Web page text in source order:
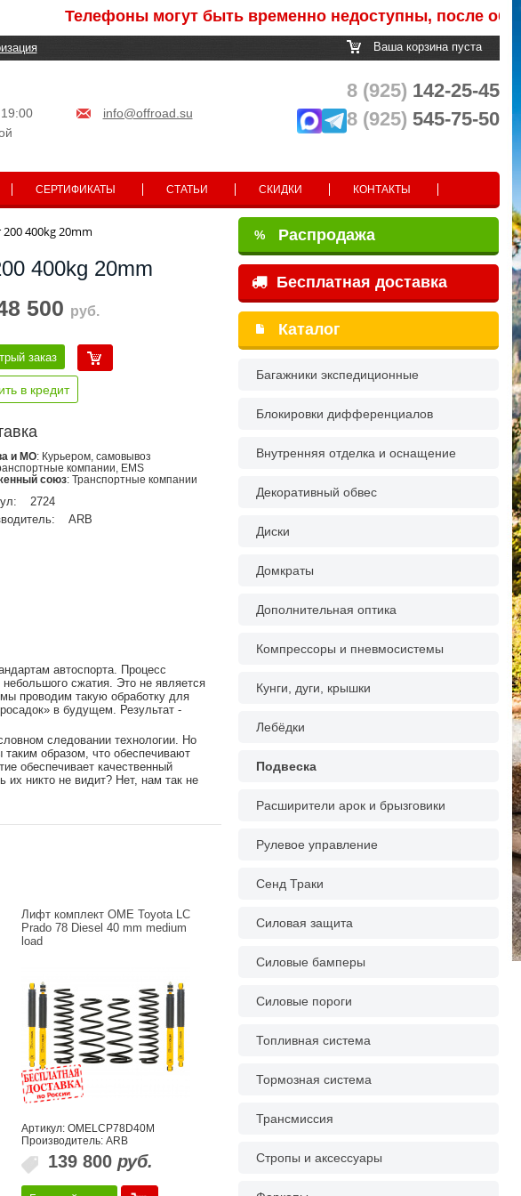
Телефоны могут быть временно недоступны, после
Ваша корзина пуста
info@offroad.su
8 (925) 142-25-45
8 (925) 545-75-50
СЕРТИФИКАТЫ СТАТЬИ СКИДКИ КОНТАКТЫ
400kg 20mm
400kg 20mm
500 руб.
заказ
в кредит
и МО: Курьером, самовывоз
компании, EMS
союз: Транспортные компании
2724
ARB
автоспорта. Процесс
сжатия. Это не является
проводим такую обработку для
в будущем. Результат -
следовании технологии. Но
образом, что обеспечивают
обеспечивает качественный
никто не видит? Нет, нам так не
Лифт комплект OME Toyota LC
Prado 78 Diesel 40 mm medium
load
Артикул: OMELCP78D40M
Производитель: ARB
139 800 руб.
% Распродажа
Бесплатная доставка
Каталог
Багажники экспедиционные
Блокировки дифференциалов
Внутренняя отделка и оснащение
Декоративный обвес
Диски
Домкраты
Дополнительная оптика
Компрессоры и пневмосистемы
Кунги, дуги, крышки
Лебёдки
Подвеска
Расширители арок и брызговики
Рулевое управление
Сенд Траки
Силовая защита
Силовые бамперы
Силовые пороги
Топливная система
Тормозная система
Трансмиссия
Стропы и аксессуары